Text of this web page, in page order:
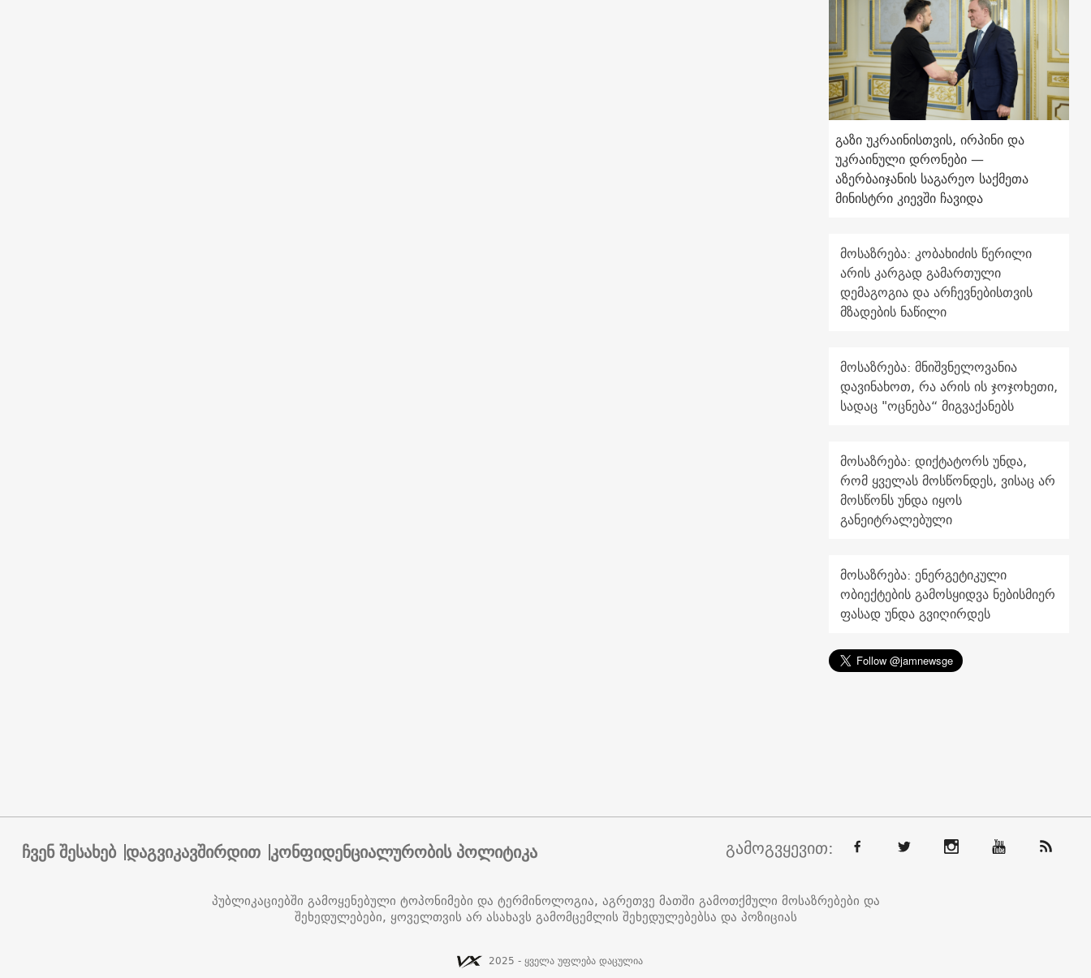
გაზი უკრაინისთვის, ირპინი და
უკრაინული დრონები —
აზერბაიჯანის საგარეო საქმეთა
მინისტრი კიევში ჩავიდა
მოსაზრება: კობახიძის წერილი
არის კარგად გამართული
დემაგოგია და არჩევნებისთვის
მზადების ნაწილი
მოსაზრება: მნიშვნელოვანია
დავინახოთ, რა არის ის ჯოჯოხეთი,
სადაც "ოცნება“ მიგვაქანებს
მოსაზრება: დიქტატორს უნდა,
რომ ყველას მოსწონდეს, ვისაც არ
მოსწონს უნდა იყოს
განეიტრალებული
მოსაზრება: ენერგეტიკული
ობიექტების გამოსყიდვა ნებისმიერ
ფასად უნდა გვიღირდეს
ჩვენ შესახებ დაგვიკავშირდით კონფიდენციალურობის პოლიტიკა გამოგვყევით:
პუბლიკაციებში გამოყენებული ტოპონიმები და ტერმინოლოგია, აგრეთვე მათში გამოთქმული მოსაზრებები და
შეხედულებები, ყოველთვის არ ასახავს გამომცემლის შეხედულებებსა და პოზიციას
2025 - ყველა უფლება დაცულია